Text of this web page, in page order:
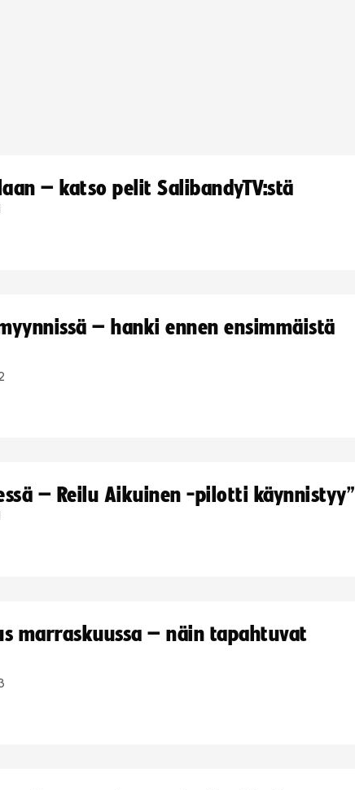
– katso pelit SalibandyTV:stä
– hanki ennen ensimmäistä
– Reilu Aikuinen -pilotti käynnistyy”
marraskuussa – näin tapahtuvat